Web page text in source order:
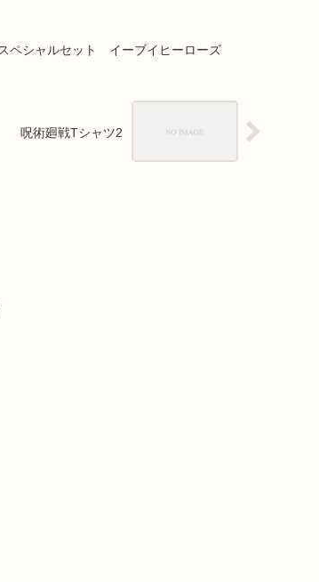
ペシャルセット イーブイヒーローズ
呪術廻戦Tシャツ2